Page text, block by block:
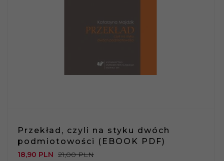
Przekład, czyli na styku dwóch
podmiotowości (EBOOK PDF)
18,90 PLN 21,00 PLN